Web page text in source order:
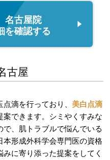
古屋院
を確認する
古屋
滴を行っており、 美白点滴
案できます。シミやくすみな
、肌トラブルで悩んでいる
形成外科学会専門医の資格
に寄り添った提案をしてく